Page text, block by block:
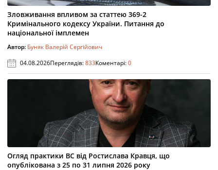
Зловживання впливом за статтею 369-2
Кримінального кодексу України. Питання до
національної імплемен
Автор: Буняк Валерій Сергійович
04.08.2026Переглядів:833Коментарі:0
Огляд практики ВС від Ростислава Кравця, що
опублікована з 25 по 31 липня 2026 року